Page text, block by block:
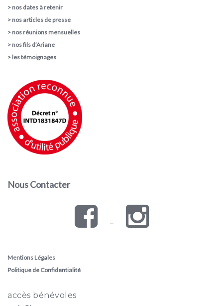
> nos dates à retenir
> nos articles de presse
> nos réunions mensuelles
> nos fils d’Ariane
> les témoignages
Nous Contacter
–
Mentions Légales
Politique de Confidentialité
accès bénévoles